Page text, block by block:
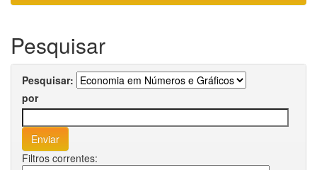
Pesquisar
Pesquisar:
por
Filtros correntes: